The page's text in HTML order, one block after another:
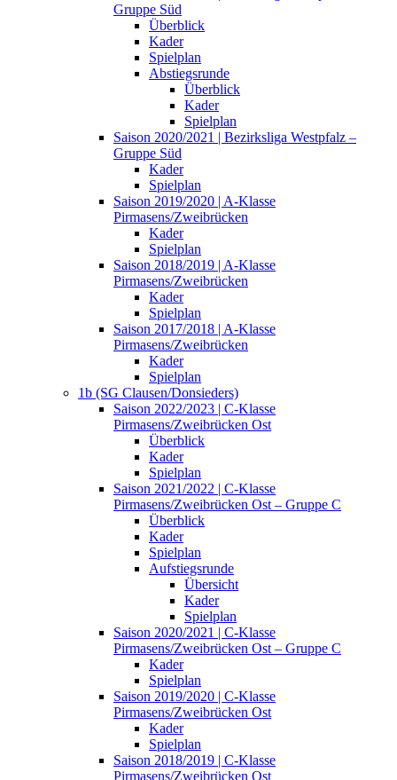
Gruppe Süd
Überblick
Kader
Spielplan
Abstiegsrunde
Überblick
Kader
Spielplan
Saison 2020/2021 | Bezirksliga Westpfalz –
Gruppe Süd
Kader
Spielplan
Saison 2019/2020 | A-Klasse
Pirmasens/Zweibrücken
Kader
Spielplan
Saison 2018/2019 | A-Klasse
Pirmasens/Zweibrücken
Kader
Spielplan
Saison 2017/2018 | A-Klasse
Pirmasens/Zweibrücken
Kader
Spielplan
1b (SG Clausen/Donsieders)
Saison 2022/2023 | C-Klasse
Pirmasens/Zweibrücken Ost
Überblick
Kader
Spielplan
Saison 2021/2022 | C-Klasse
Pirmasens/Zweibrücken Ost – Gruppe C
Überblick
Kader
Spielplan
Aufstiegsrunde
Übersicht
Kader
Spielplan
Saison 2020/2021 | C-Klasse
Pirmasens/Zweibrücken Ost – Gruppe C
Kader
Spielplan
Saison 2019/2020 | C-Klasse
Pirmasens/Zweibrücken Ost
Kader
Spielplan
Saison 2018/2019 | C-Klasse
Pirmasens/Zweibrücken Ost